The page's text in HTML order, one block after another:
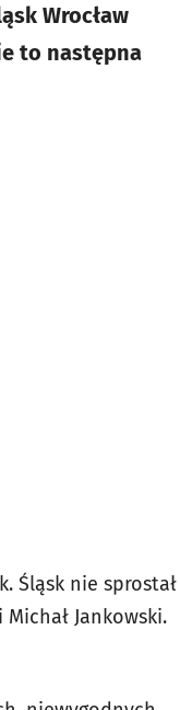
Wrocław
to następna
Śląsk nie sprostał
Jankowski.